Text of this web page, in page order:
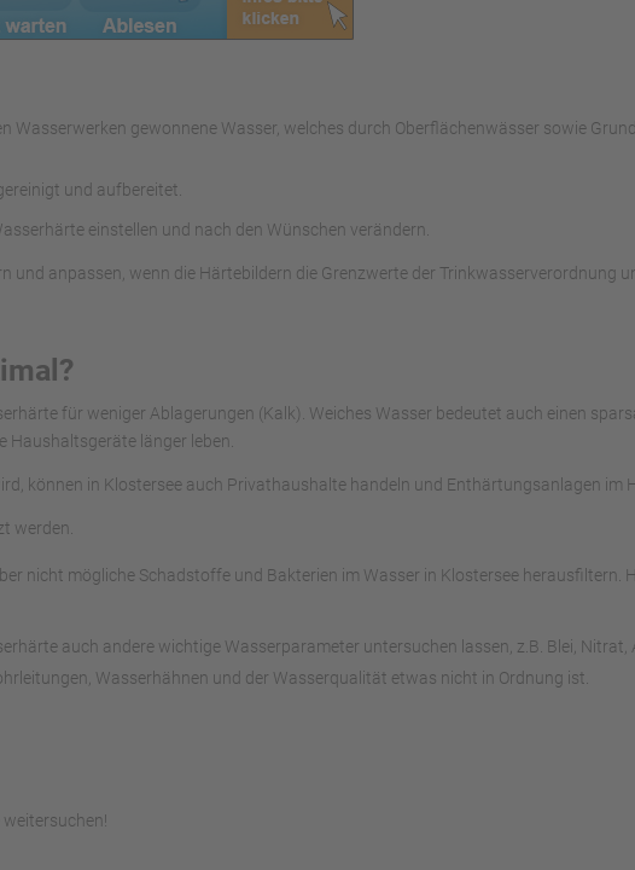
Wasserwerken gewonnene Wasser, welches durch Oberflächenwässer sowie
und aufbereitet.
einstellen und nach den Wünschen verändern.
und anpassen, wenn die Härtebildern die Grenzwerte der Trinkwasserverordnung
für weniger Ablagerungen (Kalk). Weiches Wasser bedeutet auch einen
länger leben.
können in Klostersee auch Privathaushalte handeln und Enthärtungsanlagen im
werden.
nicht mögliche Schadstoffe und Bakterien im Wasser in Klostersee herausfiltern.
auch andere wichtige Wasserparameter untersuchen lassen, z.B. Blei, Nitrat,
Wasserhähnen und der Wasserqualität etwas nicht in Ordnung ist.
weitersuchen!